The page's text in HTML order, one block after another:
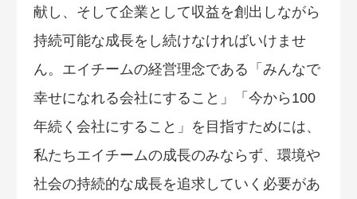
献し、そして企業として収益を創出しながら
持続可能な成長をし続けなければいけませ
ん。エイチームの経営理念である「みんなで
幸せになれる会社にすること」「今から100
年続く会社にすること」を目指すためには、
私たちエイチームの成長のみならず、環境や
社会の持続的な成長を追求していく必要があ